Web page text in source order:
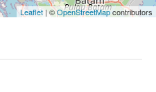
Leaflet |©OpenStreetMapcontributors